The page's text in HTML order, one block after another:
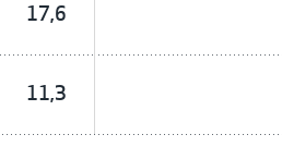
17,6
11,3